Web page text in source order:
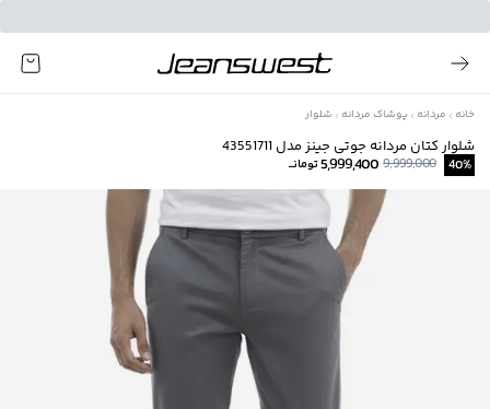
خانه مردانه پوشاک مردانه شلوار
شلوار کتان مردانه جوتی جینز مدل 43551711
40%
9,999,000
5,999,400تومانــ